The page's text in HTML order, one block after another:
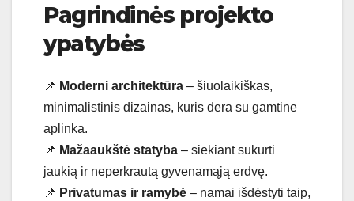
Pagrindinės projekto
ypatybės
📌 Moderni architektūra – šiuolaikiškas,
minimalistinis dizainas, kuris dera su gamtine
aplinka.
📌 Mažaaukštė statyba – siekiant sukurti
jaukią ir neperkrautą gyvenamąją erdvę.
📌 Privatumas ir ramybė – namai išdėstyti taip,